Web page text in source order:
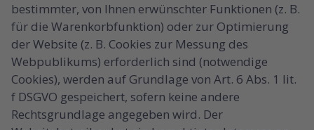
bestimmter, von Ihnen erwünschter Funktionen (z. B.
für die Warenkorbfunktion) oder zur Optimierung
der Website (z. B. Cookies zur Messung des
Webpublikums) erforderlich sind (notwendige
Cookies), werden auf Grundlage von Art. 6 Abs. 1 lit.
f DSGVO gespeichert, sofern keine andere
Rechtsgrundlage angegeben wird. Der